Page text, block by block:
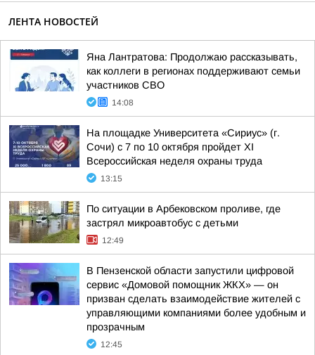
ЛЕНТА НОВОСТЕЙ
Яна Лантратова: Продолжаю рассказывать,
как коллеги в регионах поддерживают семьи
участников СВО
14:08
На площадке Университета «Сириус» (г.
Сочи) с 7 по 10 октября пройдет XI
Всероссийская неделя охраны труда
13:15
По ситуации в Арбековском проливе, где
застрял микроавтобус с детьми
12:49
В Пензенской области запустили цифровой
сервис «Домовой помощник ЖКХ» — он
призван сделать взаимодействие жителей с
управляющими компаниями более удобным и
прозрачным
12:45